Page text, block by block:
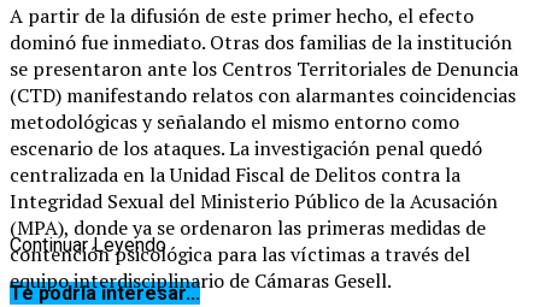
A partir de la difusión de este primer hecho, el efecto
dominó fue inmediato. Otras dos familias de la institución
se presentaron ante los Centros Territoriales de Denuncia
(CTD) manifestando relatos con alarmantes coincidencias
metodológicas y señalando el mismo entorno como
escenario de los ataques. La investigación penal quedó
centralizada en la Unidad Fiscal de Delitos contra la
Integridad Sexual del Ministerio Público de la Acusación
(MPA), donde ya se ordenaron las primeras medidas de
contención psicológica para las víctimas a través del
equipo interdisciplinario de Cámaras Gesell.
Continuar Leyendo
Te podría interesar...